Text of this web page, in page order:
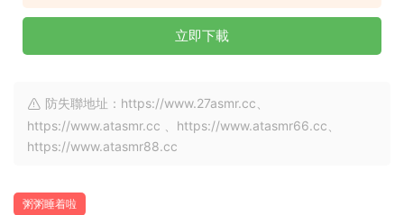
立即下載
防失聯地址：https://www.27asmr.cc、
https://www.atasmr.cc 、https://www.atasmr66.cc、
https://www.atasmr88.cc
粥粥睡着啦